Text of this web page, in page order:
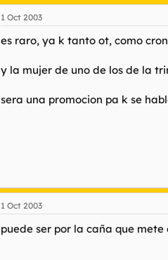
1 Oct 2003
es raro, ya k tanto ot, como
y la mujer de uno de los de la
sera una promocion pa k se
1 Oct 2003
puede ser por la caña que